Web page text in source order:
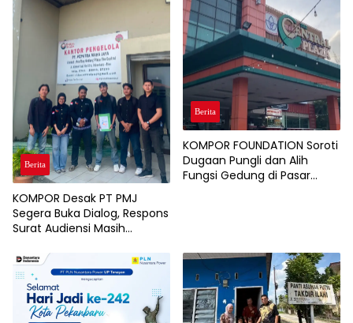
Berita
KOMPOR Desak PT PMJ
Segera Buka Dialog, Respons
Surat Audiensi Masih
Berita
KOMPOR FOUNDATION Soroti
Dugaan Pungli dan Alih
Fungsi Gedung di Pasar